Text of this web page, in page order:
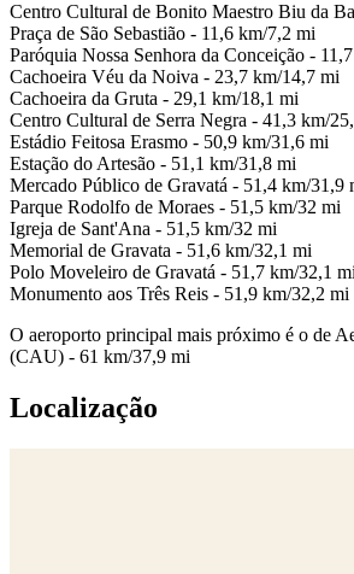
Centro Cultural de Bonito Maestro Biu da
Praça de São Sebastião - 11,6 km/7,2 mi
Paróquia Nossa Senhora da Conceição -
Cachoeira Véu da Noiva - 23,7 km/14,7 mi
Cachoeira da Gruta - 29,1 km/18,1 mi
Centro Cultural de Serra Negra - 41,3 km/
Estádio Feitosa Erasmo - 50,9 km/31,6 mi
Estação do Artesão - 51,1 km/31,8 mi
Mercado Público de Gravatá - 51,4 km/31,9
Parque Rodolfo de Moraes - 51,5 km/32 mi
Igreja de Sant'Ana - 51,5 km/32 mi
Memorial de Gravata - 51,6 km/32,1 mi
Polo Moveleiro de Gravatá - 51,7 km/32,1 mi
Monumento aos Três Reis - 51,9 km/32,2 mi
O aeroporto principal mais próximo é o de
(CAU) - 61 km/37,9 mi
Localização